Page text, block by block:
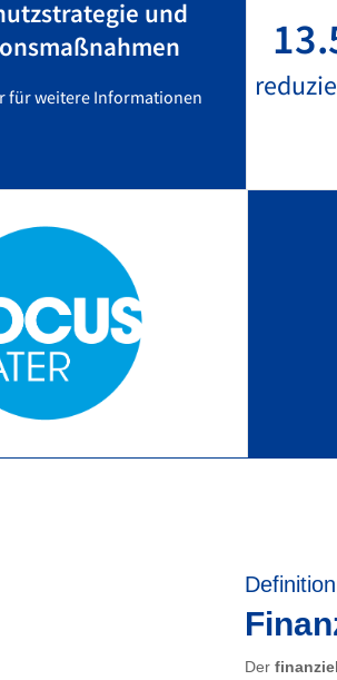
und
für weitere Informationen
Definition
Der